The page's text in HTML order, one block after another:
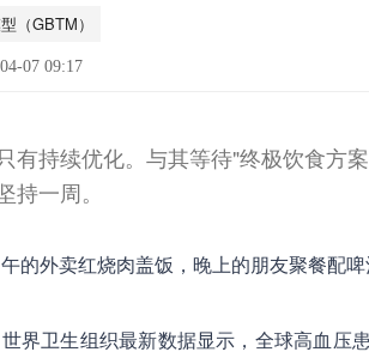
（GBTM）
07 09:17
有持续优化。与其等待"终极饮食方
一周。
的外卖红烧肉盖饭，晚上的朋友聚餐配
界卫生组织最新数据显示，全球高血压